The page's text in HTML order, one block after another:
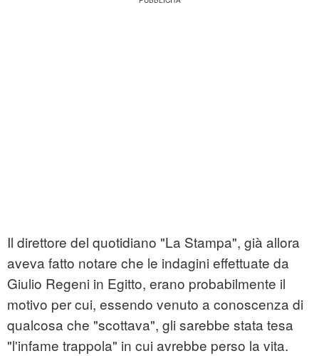
Il direttore del quotidiano "La Stampa", già allora
aveva fatto notare che le indagini effettuate da
Giulio Regeni in Egitto, erano probabilmente il
motivo per cui, essendo venuto a conoscenza di
qualcosa che "scottava", gli sarebbe stata tesa
"l'infame trappola" in cui avrebbe perso la vita.